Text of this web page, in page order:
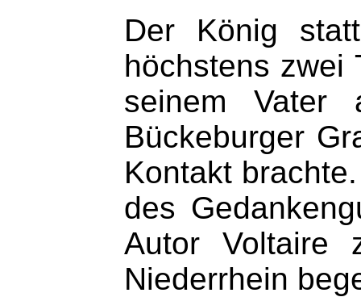
Der König
höchstens zwei
seinem Vater
Bückeburger
Kontakt
des
Autor Voltaire
Niederrhein